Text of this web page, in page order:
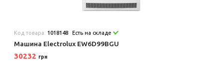
Код товара: 1018148 Есть на складе
Машина Electrolux EW6D99BGU
30232 грн